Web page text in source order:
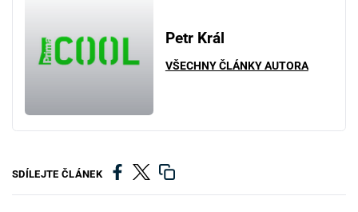
Petr Král
VŠECHNY ČLÁNKY AUTORA
SDÍLEJTE ČLÁNEK